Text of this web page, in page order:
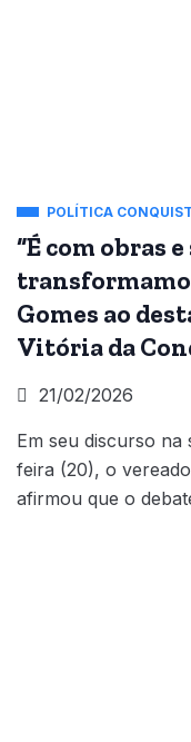
POLÍTICA
“É com obras
Gomes ao
Vitória da
21/02/2026
Em seu discurso na
feira (20), o
afirmou que o